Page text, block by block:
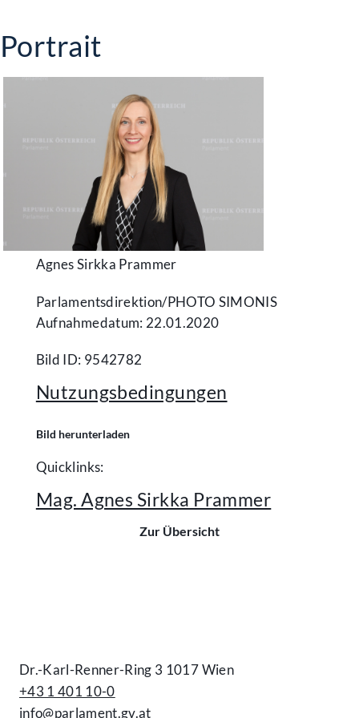
Portrait
Agnes Sirkka Prammer
Parlamentsdirektion/​PHOTO SIMONIS
Aufnahmedatum: 22.01.2020
Bild ID: 9542782
Nutzungsbedingungen
Bild herunterladen
Quicklinks:
Mag. Agnes Sirkka Prammer
Zur Übersicht
Dr.-Karl-Renner-Ring 3 1017 Wien
+43 1 401 10-0
info@parlament.gv.at